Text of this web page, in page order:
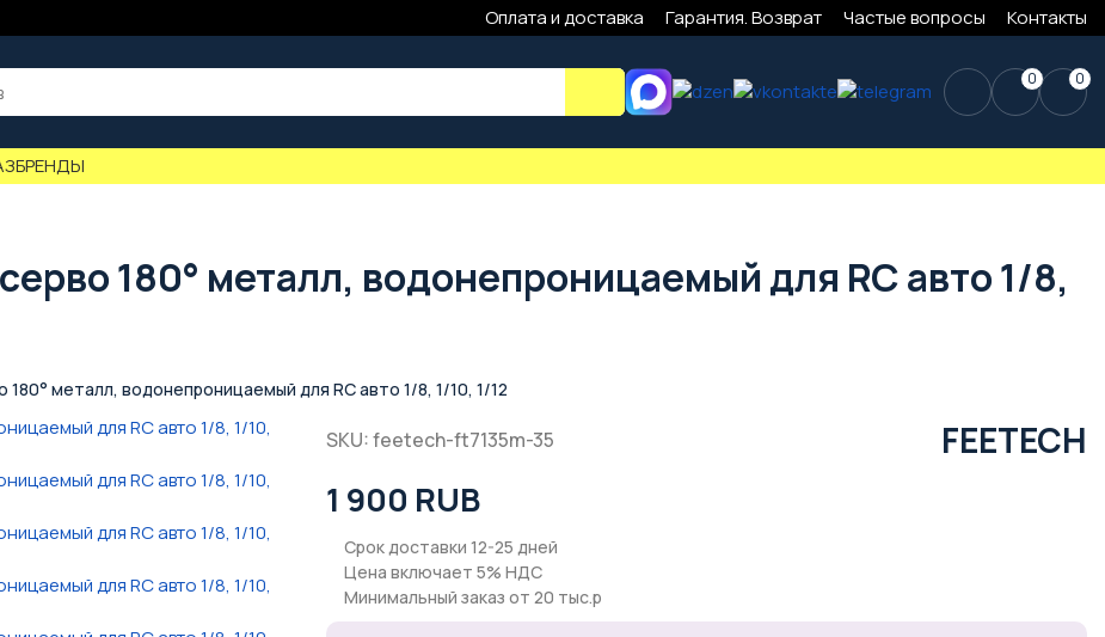
Оплата и доставка Гарантия. Возврат Частые вопросы Контакты
0 0
БРЕНДЫ
180° металл, водонепроницаемый для RC авто 1/8,
180° металл, водонепроницаемый для RC авто 1/8, 1/10, 1/12
SKU: feetech-ft7135m-35 FEETECH
1 900 RUB
Срок доставки 12-25 дней
Цена включает 5% НДС
Минимальный заказ от 20 тыс.р